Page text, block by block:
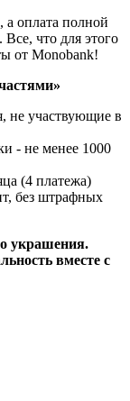
а оплата полной
Все, что для этого
от Monobank!
не участвующие в
- не менее 1000
(4 платежа)
без штрафных
украшения.
вместе с